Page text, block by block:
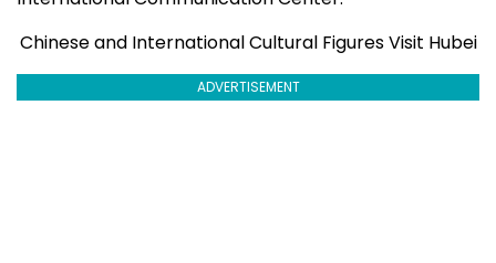
Chinese and International Cultural Figures Visit Hubei
ADVERTISEMENT